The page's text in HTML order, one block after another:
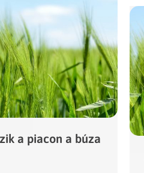
a piacon a búza